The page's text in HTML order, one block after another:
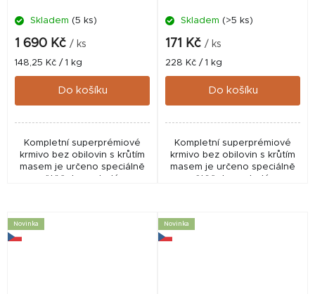
Skladem (5 ks)
1 690 Kč / ks
Měrná
cena:
148,25 Kč / 1 kg
Do košíku
Kompletní superprémiové
krmivo bez obilovin s krůtím
masem je určeno speciálně
Skladem (>5 ks)
171 Kč / ks
Měrná
cena:
228 Kč / 1 kg
Do košíku
Kompletní superprémiové
krmivo bez obilovin s krůtím
masem je určeno speciálně
Novinka Novinka